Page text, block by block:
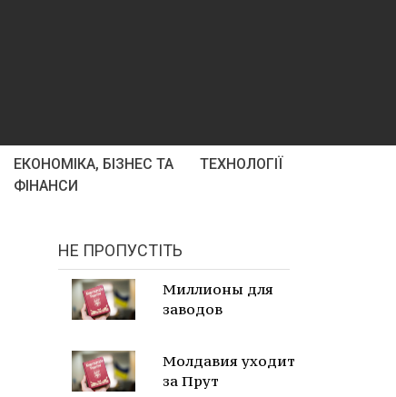
ЕКОНОМІКА, БІЗНЕС ТА
ФІНАНСИ
ТЕХНОЛОГІЇ
НЕ ПРОПУСТІТЬ
Миллионы для
заводов
Молдавия уходит
за Прут